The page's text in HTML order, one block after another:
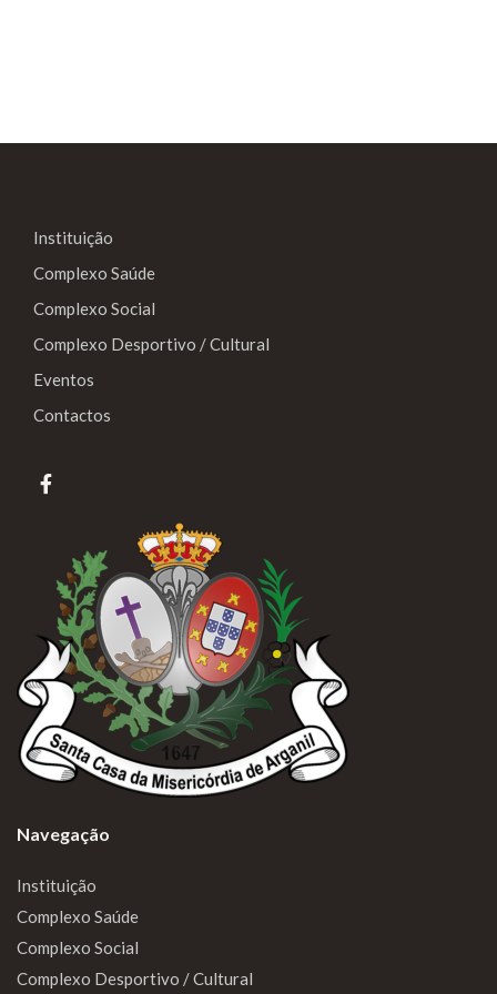
instituição com toda a criatividade e espírito
natalício. O resultado? Um verdadeiro desfile de
imaginação e encanto! Antes da grande decisão
participantes. Aqui vão imagens referentes a
algumas equipas participantes.
Padre Lucas Pio celebra missa na
nossa capela
10/12/2025 scmarganil
Como já vem sendo hábito, o nosso padre Lucas
Pio veio celebrar a missa na nossa capela.
Torna-se ainda mais especial nesta época
Read more
Instituição
Complexo Saúde
Complexo Social
Complexo Desportivo / Cultural
Eventos
Contactos
Navegação
Instituição
Complexo Saúde
Complexo Social
Complexo Desportivo / Cultural